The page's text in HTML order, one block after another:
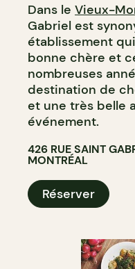
BAR À VIN
Dans le Vieux-
Gabriel est
établissement
bonne chère et
nombreuses
destination de
et une très belle
événement.
426 RUE SAINT
MONTRÉAL
Réserver